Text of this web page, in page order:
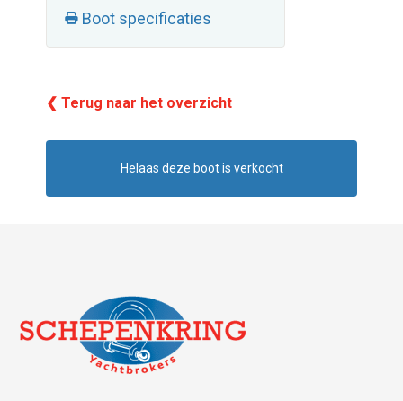
Boot specificaties
❮ Terug naar het overzicht
Helaas deze boot is verkocht